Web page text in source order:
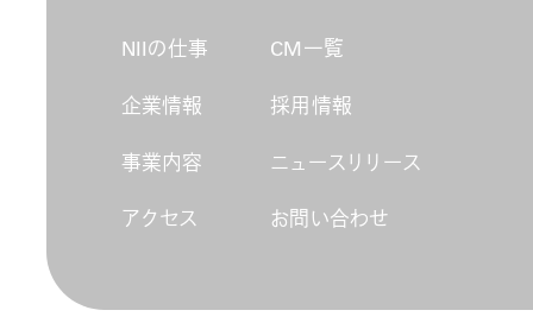
NIIの仕事
企業情報
事業内容
アクセス
CM一覧
採用情報
ニュースリリース
お問い合わせ